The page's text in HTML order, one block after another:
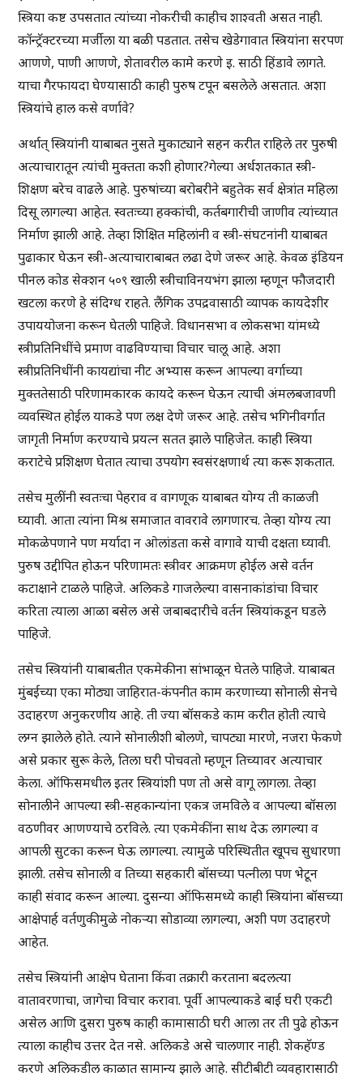
स्त्रिया कष्ट उपसतात त्यांच्या नोकरीची काहीच शाश्वती असत नाही.
कॉन्ट्रॅक्टरच्या मर्जीला या बळी पडतात. तसेच खेडेगावात स्त्रियांना सरपण
आणणे, पाणी आणणे, शेतावरील कामे करणे इ. साठी हिंडावे लागते.
याचा गैरफायदा घेण्यासाठी काही पुरुष टपून बसलेले असतात. अशा
स्त्रियांचे हाल कसे वर्णावे?
अर्थात् स्त्रियांनी याबाबत नुसते मुकाट्याने सहन करीत राहिले तर पुरुषी
अत्याचारातून त्यांची मुक्तता कशी होणार?गेल्या अर्धशतकात स्त्री-
शिक्षण बरेच वाढले आहे. पुरुषांच्या बरोबरीने बहुतेक सर्व क्षेत्रांत महिला
दिसू लागल्या आहेत. स्वतःच्या हक्कांची, कर्तबगारीची जाणीव त्यांच्यात
निर्माण झाली आहे. तेव्हा शिक्षित महिलांनी व स्त्री-संघटनांनी याबाबत
पुढाकार घेऊन स्त्री-अत्याचाराबाबत लढा देणे जरूर आहे. केवळ इंडियन
पीनल कोड सेक्शन ५०९ खाली स्त्रीचाविनयभंग झाला म्हणून फौजदारी
खटला करणे हे संदिग्ध राहते. लैंगिक उपद्रवासाठी व्यापक कायदेशीर
उपाययोजना करून घेतली पाहिजे. विधानसभा व लोकसभा यांमध्ये
स्त्रीप्रतिनिधींचे प्रमाण वाढविण्याचा विचार चालू आहे. अशा
स्त्रीप्रतिनिधींनी कायद्यांचा नीट अभ्यास करून आपल्या वर्गाच्या
मुक्ततेसाठी परिणामकारक कायदे करून घेऊन त्याची अंमलबजावणी
व्यवस्थित होईल याकडे पण लक्ष देणे जरूर आहे. तसेच भगिनीवर्गात
जागृती निर्माण करण्याचे प्रयत्न सतत झाले पाहिजेत. काही स्त्रिया
कराटेचे प्रशिक्षण घेतात त्याचा उपयोग स्वसंरक्षणार्थ त्या करू शकतात.
तसेच मुलींनी स्वतःचा पेहराव व वागणूक याबाबत योग्य ती काळजी
घ्यावी. आता त्यांना मिश्र समाजात वावरावे लागणारच. तेव्हा योग्य त्या
मोकळेपणाने पण मर्यादा न ओलांडता कसे वागावे याची दक्षता घ्यावी.
पुरुष उद्दीपित होऊन परिणामतः स्त्रीवर आक्रमण होईल असे वर्तन
कटाक्षाने टाळले पाहिजे. अलिकडे गाजलेल्या वासनाकांडांचा विचार
करिता त्याला आळा बसेल असे जबाबदारीचे वर्तन स्त्रियांकडून घडले
पाहिजे.
तसेच स्त्रियांनी याबाबतीत एकमेकीना सांभाळून घेतले पाहिजे. याबाबत
मुंबईच्या एका मोठ्या जाहिरात-कंपनीत काम करणाच्या सोनाली सेनचे
उदाहरण अनुकरणीय आहे. ती ज्या बॉसकडे काम करीत होती त्याचे
लग्न झालेले होते. त्याने सोनालीशी बोलणे, चापट्या मारणे, नजरा फेकणे
असे प्रकार सुरू केले, तिला घरी पोचवतो म्हणून तिच्यावर अत्याचार
केला. ऑफिसमधील इतर स्त्रियांशी पण तो असे वागू लागला. तेव्हा
सोनालीने आपल्या स्त्री-सहकान्यांना एकत्र जमविले व आपल्या बॉसला
वठणीवर आणण्याचे ठरविले. त्या एकमेकींना साथ देऊ लागल्या व
आपली सुटका करून घेऊ लागल्या. त्यामुळे परिस्थितीत खूपच सुधारणा
झाली. तसेच सोनाली व तिच्या सहकारी बॉसच्या पत्नीला पण भेटून
काही संवाद करून आल्या. दुसन्या ऑफिसमध्ये काही स्त्रियांना बॉसच्या
आक्षेपार्ह वर्तणुकीमुळे नोकर्‍या सोडाव्या लागल्या, अशी पण उदाहरणे
आहेत.
तसेच स्त्रियांनी आक्षेप घेताना किंवा तक्रारी करताना बदलत्या
वातावरणाचा, जागेचा विचार करावा. पूर्वी आपल्याकडे बाई घरी एकटी
असेल आणि दुसरा पुरुष काही कामासाठी घरी आला तर ती पुढे होऊन
त्याला काहीच उत्तर देत नसे. अलिकडे असे चालणार नाही. शेकहॅण्ड
करणे अलिकडील काळात सामान्य झाले आहे. सीटीबीटी व्यवहारासाठी